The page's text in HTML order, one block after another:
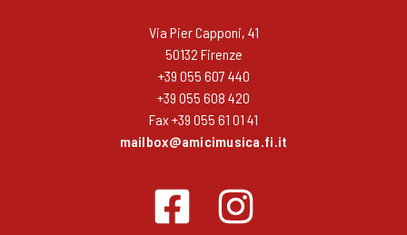
Via Pier Capponi, 41
50132 Firenze
+39 055 607 440
+39 055 608 420
Fax +39 055 61 01 41
mailbox@amicimusica.fi.it